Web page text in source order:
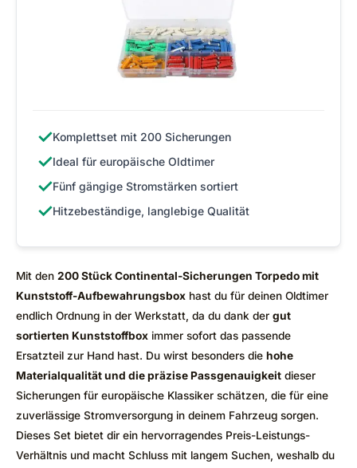
✓Komplettset mit 200 Sicherungen
✓Ideal für europäische Oldtimer
✓Fünf gängige Stromstärken sortiert
✓Hitzebeständige, langlebige Qualität
Mit den 200 Stück Continental-Sicherungen Torpedo mit
Kunststoff-Aufbewahrungsbox hast du für deinen Oldtimer
endlich Ordnung in der Werkstatt, da du dank der gut
sortierten Kunststoffbox immer sofort das passende
Ersatzteil zur Hand hast. Du wirst besonders die hohe
Materialqualität und die präzise Passgenauigkeit dieser
Sicherungen für europäische Klassiker schätzen, die für eine
zuverlässige Stromversorgung in deinem Fahrzeug sorgen.
Dieses Set bietet dir ein hervorragendes Preis-Leistungs-
Verhältnis und macht Schluss mit langem Suchen, weshalb du